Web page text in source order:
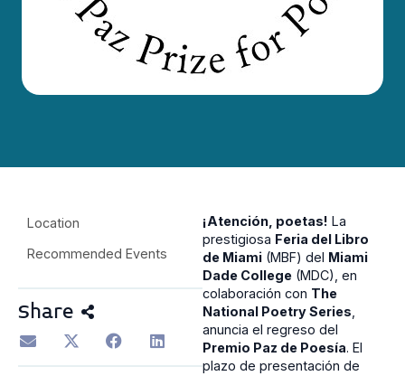
Location
Recommended Events
Share
¡Atención, poetas! La
prestigiosa Feria del Libro
de Miami (MBF) del
Miami
Dade College (MDC), en
colaboración con The
National Poetry Series,
anuncia el regreso del
Premio Paz de Poesía. El
plazo de presentación de